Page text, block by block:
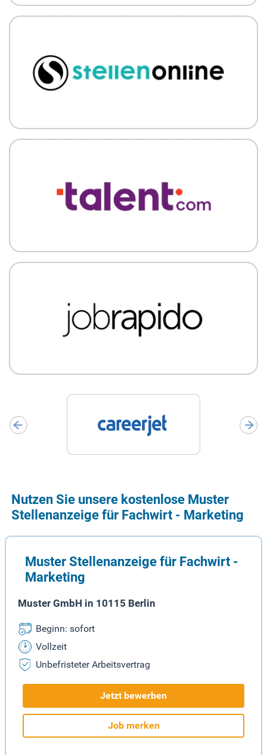
Nutzen Sie unsere kostenlose Muster
Stellenanzeige für Fachwirt - Marketing
Muster Stellenanzeige für Fachwirt -
Marketing
Muster GmbH in 10115 Berlin
Beginn: sofort
Vollzeit
Unbefristeter Arbeitsvertrag
Jetzt bewerben
Job merken